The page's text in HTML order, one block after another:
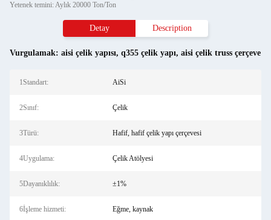
Yetenek temini: Aylık 20000 Ton/Ton
Detay Description
Vurgulamak: aisi çelik yapısı, q355 çelik yapı, aisi çelik truss çerçeve
1Standart: AiSi
2Sınıf: Çelik
3Türü: Hafif, hafif çelik yapı çerçevesi
4Uygulama: Çelik Atölyesi
5Dayanıklılık: ±1%
6İşleme hizmeti: Eğme, kaynak